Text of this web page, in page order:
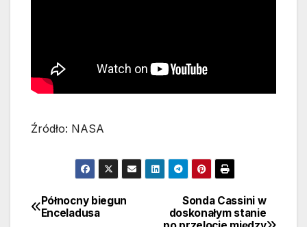
Źródło: NASA
Nawigacja
Sonda Cassini w
doskonałym stanie
Północny biegun
Enceladusa